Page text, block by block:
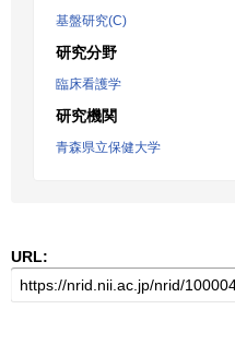
基盤研究(C)
研究分野
臨床看護学
研究機関
青森県立保健大学
URL: